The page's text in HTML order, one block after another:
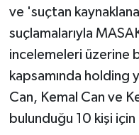
ve 'suçtan
suçlamalarıyla
incelemeleri üzerine
kapsamında
Can, Kemal Can ve
bulunduğu 10 kişi için